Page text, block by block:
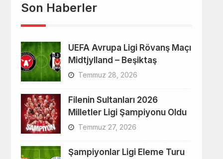
Son Haberler
UEFA Avrupa Ligi Rövanş Maçı
Midtjylland – Beşiktaş
Temmuz 28, 2026
Filenin Sultanları 2026
Milletler Ligi Şampiyonu Oldu
Temmuz 27, 2026
Şampiyonlar Ligi Eleme Turu